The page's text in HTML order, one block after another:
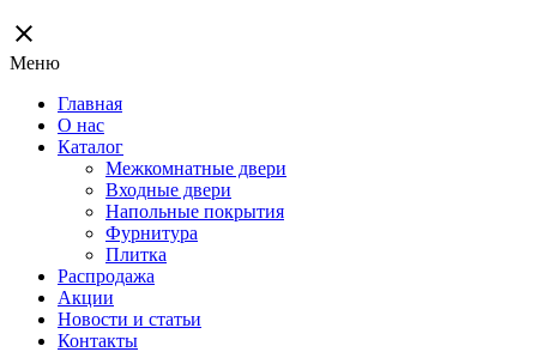
close
Меню
Главная
О нас
Каталог
Межкомнатные двери
Входные двери
Напольные покрытия
Фурнитура
Плитка
Распродажа
Акции
Новости и статьи
Контакты